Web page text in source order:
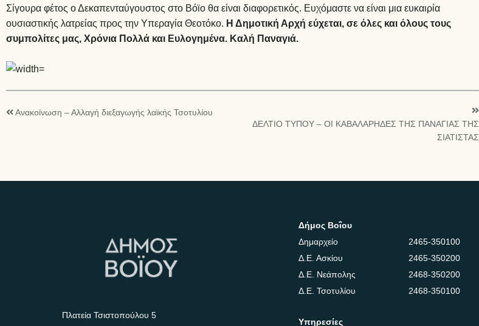
Σίγουρα φέτος ο Δεκαπενταύγουστος στο Βόϊο θα είναι διαφορετικός. Ευχόμαστε να είναι μια ευκαιρία
ουσιαστικής λατρείας προς την Υπεραγία Θεοτόκο. Η Δημοτική Αρχή εύχεται, σε όλες και όλους τους
συμπολίτες μας, Χρόνια Πολλά και Ευλογημένα. Καλή Παναγιά.
Ανακοίνωση – Αλλαγή διεξαγωγής λαϊκής Τσοτυλίου
ΔΕΛΤΙΟ ΤΥΠΟΥ – ΟΙ ΚΑΒΑΛΑΡΗΔΕΣ ΤΗΣ ΠΑΝΑΓΙΑΣ ΤΗΣ
ΣΙΑΤΙΣΤΑΣ
Πλατεία Τσιστοπούλου 5
Δήμος Βοΐου
Δημαρχείο
2465-350100
Δ.Ε. Ασκίου
2465-350200
Δ.Ε. Νεάπολης
2468-350200
Δ.Ε. Τσοτυλίου
2468-350100
Υπηρεσίες